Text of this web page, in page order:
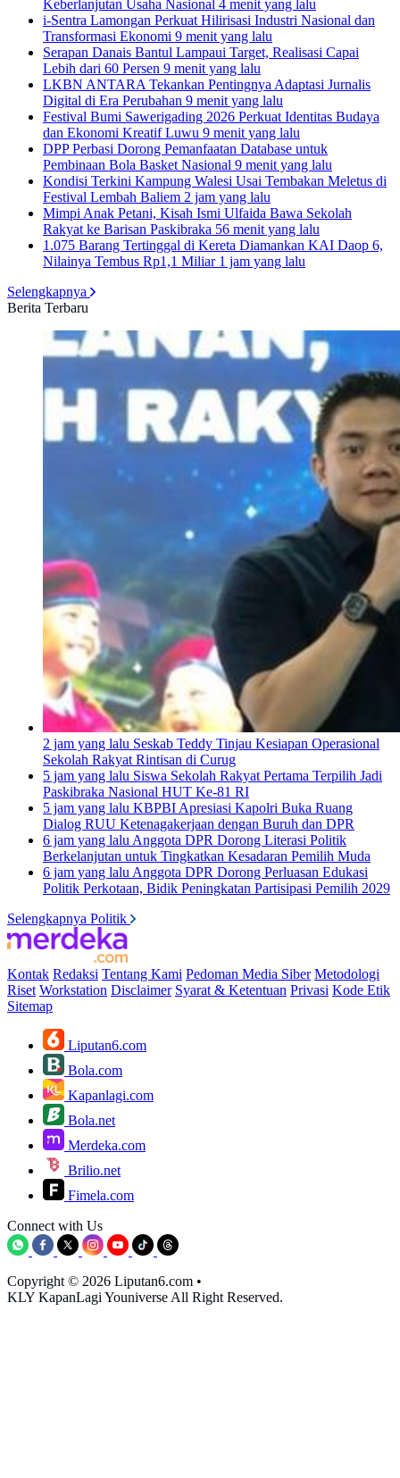
Keberlanjutan Usaha Nasional 4 menit yang lalu
i-Sentra Lamongan Perkuat Hilirisasi Industri Nasional dan
Transformasi Ekonomi 9 menit yang lalu
Serapan Danais Bantul Lampaui Target, Realisasi Capai
Lebih dari 60 Persen 9 menit yang lalu
LKBN ANTARA Tekankan Pentingnya Adaptasi Jurnalis
Digital di Era Perubahan 9 menit yang lalu
Festival Bumi Sawerigading 2026 Perkuat Identitas Budaya
dan Ekonomi Kreatif Luwu 9 menit yang lalu
DPP Perbasi Dorong Pemanfaatan Database untuk
Pembinaan Bola Basket Nasional 9 menit yang lalu
Kondisi Terkini Kampung Walesi Usai Tembakan Meletus di
Festival Lembah Baliem 2 jam yang lalu
Mimpi Anak Petani, Kisah Ismi Ulfaida Bawa Sekolah
Rakyat ke Barisan Paskibraka 56 menit yang lalu
1.075 Barang Tertinggal di Kereta Diamankan KAI Daop 6,
Nilainya Tembus Rp1,1 Miliar 1 jam yang lalu
Selengkapnya
Berita Terbaru
2 jam yang lalu Seskab Teddy Tinjau Kesiapan Operasional
Sekolah Rakyat Rintisan di Curug
5 jam yang lalu Siswa Sekolah Rakyat Pertama Terpilih Jadi
Paskibraka Nasional HUT Ke-81 RI
5 jam yang lalu KBPBI Apresiasi Kapolri Buka Ruang
Dialog RUU Ketenagakerjaan dengan Buruh dan DPR
6 jam yang laluAnggota DPR Dorong Literasi Politik
Berkelanjutan untuk Tingkatkan Kesadaran Pemilih Muda
6 jam yang laluAnggota DPR Dorong Perluasan Edukasi
Politik Perkotaan, Bidik Peningkatan Partisipasi Pemilih 2029
Selengkapnya Politik
Kontak Redaksi Tentang Kami Pedoman Media Siber Metodologi
Riset Workstation Disclaimer Syarat & Ketentuan Privasi Kode Etik
Sitemap
Liputan6.com
Bola.com
Kapanlagi.com
Bola.net
Merdeka.com
Brilio.net
Fimela.com
Connect with Us
Copyright © 2026 Liputan6.com •
KLY KapanLagi Youniverse All Right Reserved.